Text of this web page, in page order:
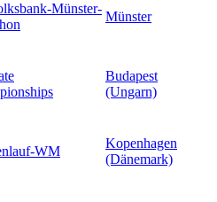
Münster-
Münster
Budapest
(Ungarn)
WM
Kopenhagen
(Dänemark)